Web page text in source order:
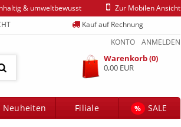
& umweltbewusst
Zur Mobilen Ansicht
Kauf auf Rechnung
ANMELDEN
KONTO
Warenkorb (0)
0,00 EUR
Neuheiten Filiale %
SALE